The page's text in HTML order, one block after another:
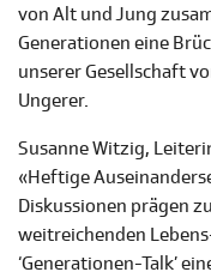
von Alt und Jung
Generationen eine
unserer Gesellschaft
Ungerer.
Susanne Witzig,
«Heftige
Diskussionen prägen
weitreichenden
‘Generationen-Talk’